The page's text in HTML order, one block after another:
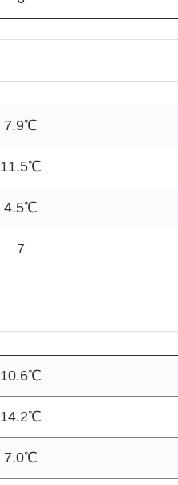
7.9℃
11.5℃
4.5℃
7
10.6℃
14.2℃
7.0℃